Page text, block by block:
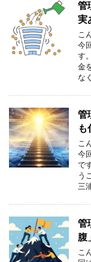
管
実
こ
今
す
金
な
管
も
こ
今
で
う
三
管
腹
こ